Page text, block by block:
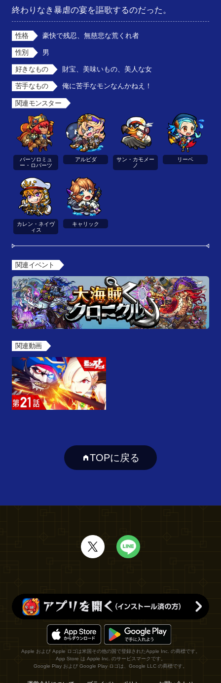
終わりなき暴虐の宴を謳歌するのだった。
性格 豪快で残忍、無慈悲な荒くれ者
性別 男
好きなもの 財宝、美味いもの、美人な女
苦手なもの 俺に苦手なモンなんかねえ！
関連モンスター
バーソロミュ
ー・ロバーツ
アルビダ
サン・カモメー
ノ
リーベ
カレン・ネイヴ
ィス
キャリック
関連イベント
関連動画
TOPに戻る
Apple および Apple ロゴは米国その他の国で登録されたApple Inc. の商標です。
App Store は Apple Inc. のサービスマークです。
Google Play および Google Play ロゴは、Google LLC の商標です。